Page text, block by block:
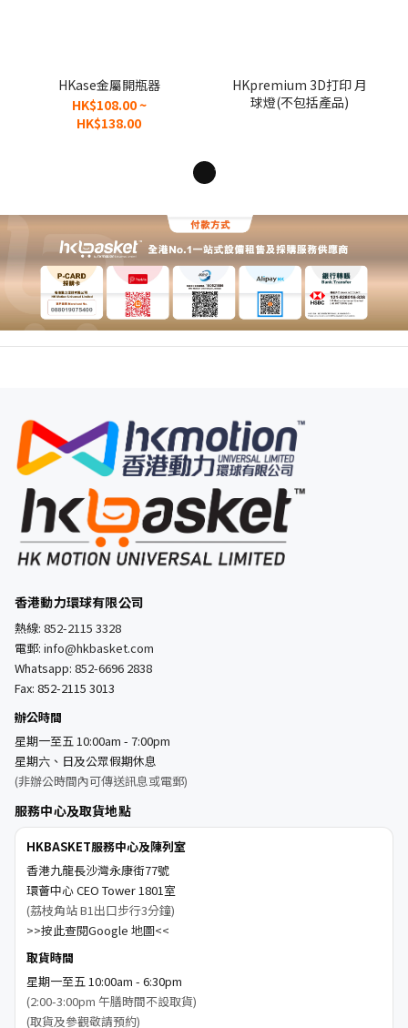
HKase金屬開瓶器
HK$108.00 ~
HK$138.00
HKpremium 3D打印 月
球燈(不包括產品)
1
香港動力環球有限公司
熱線: 852-2115 3328
電郵: info@hkbasket.com
Whatsapp: 852-6696 2838
Fax: 852-2115 3013
辦公時間
星期一至五 10:00am - 7:00pm
星期六、日及公眾假期休息
(非辦公時間內可傳送訊息或電郵)
服務中心及取貨地點
HKBASKET服務中心及陳列室
香港九龍長沙灣永康街77號
環薈中心 CEO Tower 1801室
(荔枝角站 B1出口步行3分鐘)
>>按此查閱Google 地圖<<
取貨時間
星期一至五 10:00am - 6:30pm
(2:00-3:00pm 午膳時間不設取貨)
(取貨及參觀敬請預約)